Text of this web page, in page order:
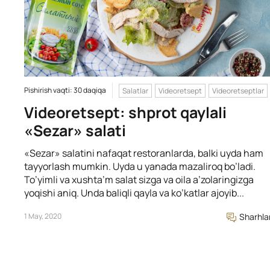
Pishirish vaqti: 30 daqiqa Salatlar Videoretsept Videoretseptlar
Videoretsept: shprot qaylali
«Sezar» salati
«Sezar» salatini nafaqat restoranlarda, balki uyda ham
tayyorlash mumkin. Uyda u yanada mazaliroq bo’ladi.
To’yimli va xushta’m salat sizga va oila a’zolaringizga
yoqishi aniq. Unda baliqli qayla va ko’katlar ajoyib...
1 May, 2020